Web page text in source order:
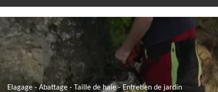
Elagage - Abattage - Taille de haie - Entretien de jardin